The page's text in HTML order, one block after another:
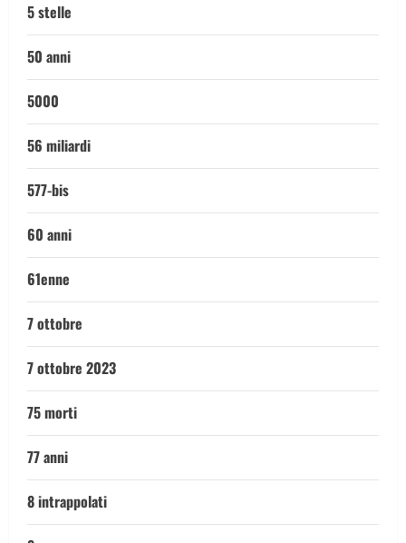
5 stelle
50 anni
5000
56 miliardi
577-bis
60 anni
61enne
7 ottobre
7 ottobre 2023
75 morti
77 anni
8 intrappolati